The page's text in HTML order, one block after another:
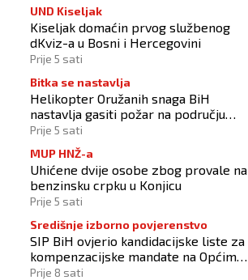
UND Kiseljak
Kiseljak domaćin prvog službenog
dKviz-a u Bosni i Hercegovini
Prije 5 sati
Bitka se nastavlja
Helikopter Oružanih snaga BiH
nastavlja gasiti požar na području
Konjica
Prije 5 sati
MUP HNŽ-a
Uhićene dvije osobe zbog provale na
benzinsku crpku u Konjicu
Prije 5 sati
Središnje izborno povjerenstvo
SIP BiH ovjerio kandidacijske liste za
kompenzacijske mandate na Općim
izborima 2026
Prije 8 sati